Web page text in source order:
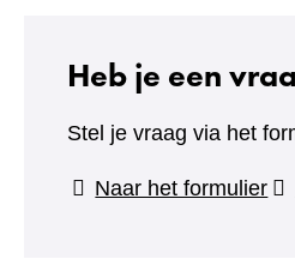
Heb je een
Stel je vraag via het
Naar het formulier